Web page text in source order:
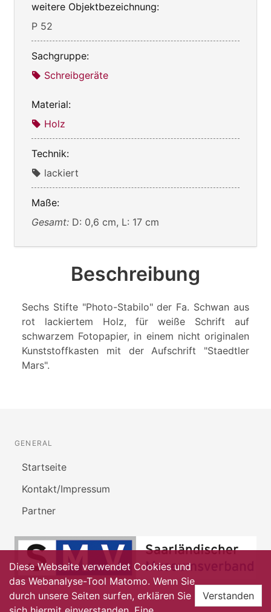
weitere Objektbezeichnung:
P 52
Sachgruppe:
Schreibgeräte
Material:
Holz
Technik:
lackiert
Maße:
Gesamt: D: 0,6 cm, L: 17 cm
Beschreibung
Sechs Stifte "Photo-Stabilo" der Fa. Schwan aus
rot lackiertem Holz, für weiße Schrift auf
schwarzem Fotopapier, in einem nicht originalen
Kunststoffkasten mit der Aufschrift "Staedtler
Mars".
GENERAL
Startseite
Kontakt/Impressum
Partner
Diese Webseite verwendet Cookies und
das Webanalyse-Tool Matomo. Wenn Sie
durch unsere Seiten surfen, erklären Sie
Verstanden